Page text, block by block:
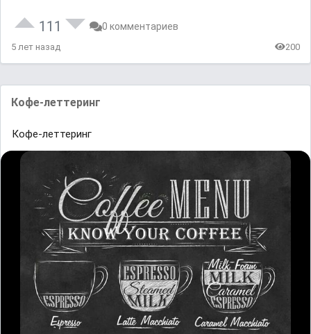
111 0 комментариев
5 лет назад 200
Кофе-леттеринг
Кофе-леттеринг